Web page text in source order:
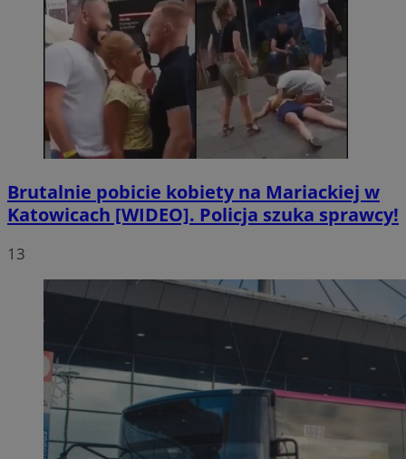
Brutalnie pobicie kobiety na Mariackiej w
Katowicach [WIDEO]. Policja szuka sprawcy!
13